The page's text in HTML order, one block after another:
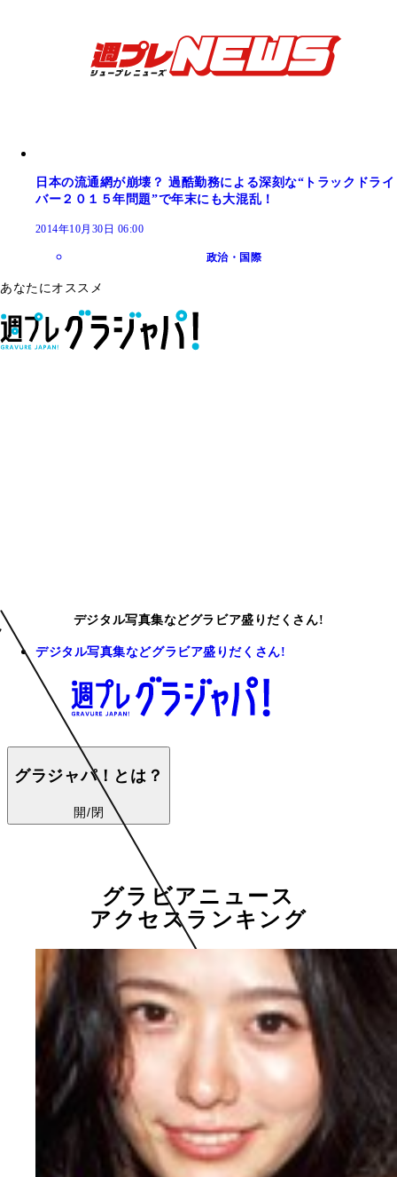
日本の流通網が崩壊？ 過酷勤務による深刻な“トラックドライ
バー２０１５年問題”で年末にも大混乱！
2014年10月30日 06:00
政治・国際
あなたにオススメ
デジタル写真集などグラビア盛りだくさん!
デジタル写真集などグラビア盛りだくさん!
グラジャパ！とは？
開/閉
グラビアニュース
アクセスランキング